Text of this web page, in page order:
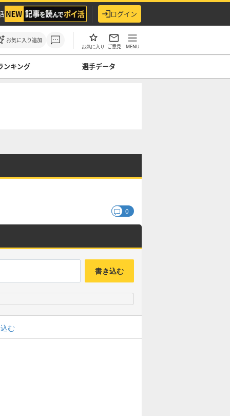
ログイン
お気に入り追加
お気に入り ご意見 MENU
ンキング 選手データ
0
書き込む
む